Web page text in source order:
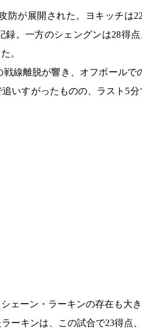
が展開された。ヨキッチは
。一方のシェングンは28得
。
線離脱が響き、オフボールで
いすがったものの、ラスト5
ェーン・ラーキンの存在も大き
ーキンは、この試合で23得点